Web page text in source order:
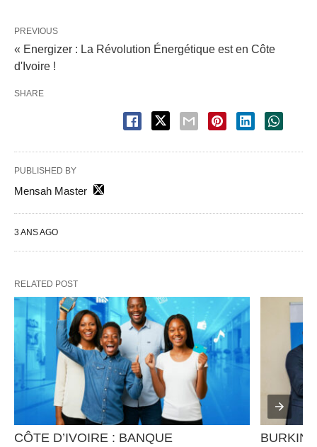
PREVIOUS
« Energizer : La Révolution Énergétique est en Côte
d'Ivoire !
SHARE
PUBLISHED BY
Mensah Master
3 ANS AGO
RELATED POST
CÔTE D’IVOIRE : BANQUE